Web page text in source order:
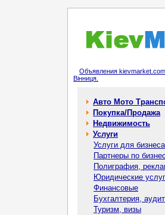
Объявления kievmarket.com
Вінниця.
Авто Мото
Покупка/Продажа
Недвижимость
Услуги
Услуги для бизнеса
Партнеры по
Полиграфия,
Юридические
Финансовые
Бухгалтерия, аудит
Туризм, визы